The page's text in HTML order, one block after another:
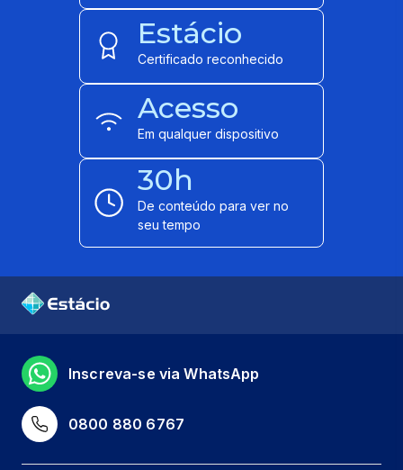
Estácio
Certificado reconhecido
Acesso
Em qualquer dispositivo
30h
De conteúdo para ver no
seu tempo
0800 880 6767
Inscreva-se via WhatsApp